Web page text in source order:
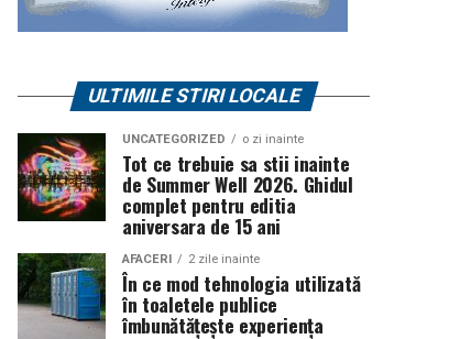
ULTIMILE STIRI LOCALE
UNCATEGORIZED o zi inainte
Tot ce trebuie sa stii inainte
de Summer Well 2026. Ghidul
complet pentru editia
aniversara de 15 ani
AFACERI 2 zile inainte
În ce mod tehnologia utilizată
în toaletele publice
îmbunătățește experiența